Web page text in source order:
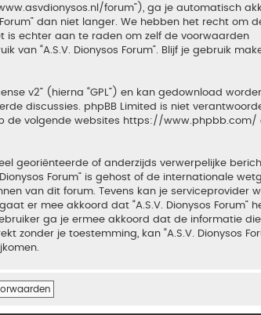
www.asvdionysos.nl/forum”), ga je automatisch
dan niet langer. We hebben het recht om
is echter aan te raden om zelf de voorwaarden
“A.S.V. Dionysos Forum”. Blijf je gebruik
v2” (hierna “GPL”) en kan gedownload
discussies. phpBB Limited is niet
de volgende websites https://www.phpbb.com/
georiënteerde of anderzijds verwerpelijke
Forum” is gehost of de internationale
van dit forum. Tevens kan je serviceprovider
er mee akkoord dat “A.S.V. Dionysos Forum”
ga je ermee akkoord dat de informatie
je toestemming, kan “A.S.V. Dionysos